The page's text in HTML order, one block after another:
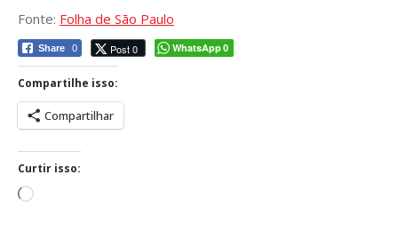
Fonte: Folha de São Paulo
Share 0 Post 0 WhatsApp0
Compartilhe isso:
Compartilhar
Curtir isso:
Carregando...